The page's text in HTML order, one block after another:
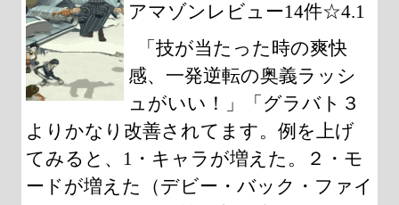
アマゾンレビュー14件☆4.1
「技が当たった時の爽快
感、一発逆転の奥義ラッシ
ュがいい！」「グラバト３
よりかなり改善されてます。例を上げ
てみると、1・キャラが増えた。２・モ
ードが増えた（デビー・バック・ファイ